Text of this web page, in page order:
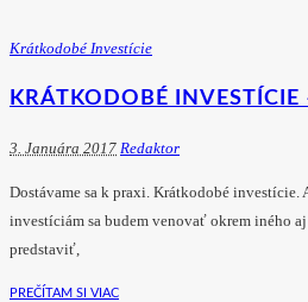
Krátkodobé Investície
KRÁTKODOBÉ
3. Januára 2017 Redaktor
Dostávame sa k praxi. Krátkodobé
investíciám sa budem venovať okrem iného
predstaviť,
PREČÍTAM SI VIAC